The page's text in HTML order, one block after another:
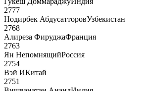
2777
Нодирбек АбдусатторовУзбекистан
2768
Алиреза ФируджаФранция
2763
Ян НепомнящийРоссия
2754
Вэй ИКитай
2751